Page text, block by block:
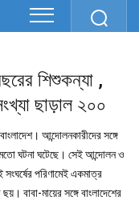
শিশুকন্যা ,
ছাড়াল ২০০
আন্দোলনকারীদের সঙ্গে
ঘটনা ঘটেছে। সেই আন্দোলন ও
সংঘর্ষের পরিণামেই একমাত্র
বাবা-মায়ের সঙ্গে বাংলাদেশের